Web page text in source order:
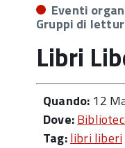
Eventi
Gruppi di
Libri
Quando: 12
Dove:
Tag:libri liberi